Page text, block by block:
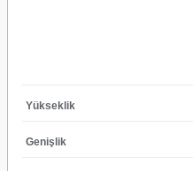
Yükseklik
Genişlik